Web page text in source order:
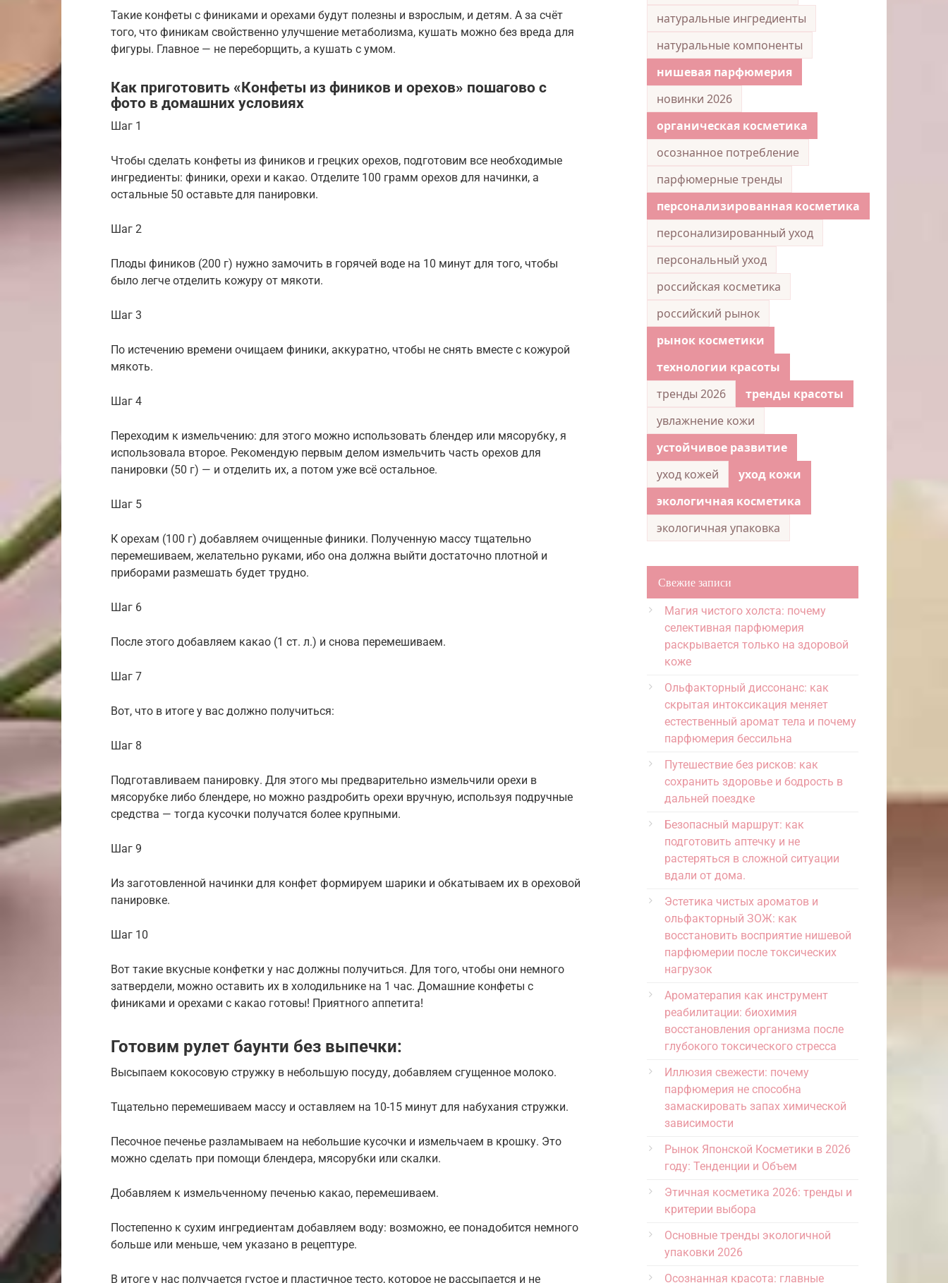
Такие конфеты с финиками и орехами будут полезны и взрослым, и детям. А за счёт
того, что финикам свойственно улучшение метаболизма, кушать можно без вреда для
фигуры. Главное — не переборщить, а кушать с умом.
Как приготовить «Конфеты из фиников и орехов» пошагово с
фото в домашних условиях
Шаг 1
Чтобы сделать конфеты из фиников и грецких орехов, подготовим все необходимые
ингредиенты: финики, орехи и какао. Отделите 100 грамм орехов для начинки, а
остальные 50 оставьте для панировки.
Шаг 2
Плоды фиников (200 г) нужно замочить в горячей воде на 10 минут для того, чтобы
было легче отделить кожуру от мякоти.
Шаг 3
По истечению времени очищаем финики, аккуратно, чтобы не снять вместе с кожурой
мякоть.
Шаг 4
Переходим к измельчению: для этого можно использовать блендер или мясорубку, я
использовала второе. Рекомендую первым делом измельчить часть орехов для
панировки (50 г) — и отделить их, а потом уже всё остальное.
Шаг 5
К орехам (100 г) добавляем очищенные финики. Полученную массу тщательно
перемешиваем, желательно руками, ибо она должна выйти достаточно плотной и
приборами размешать будет трудно.
Шаг 6
После этого добавляем какао (1 ст. л.) и снова перемешиваем.
Шаг 7
Вот, что в итоге у вас должно получиться:
Шаг 8
Подготавливаем панировку. Для этого мы предварительно измельчили орехи в
мясорубке либо блендере, но можно раздробить орехи вручную, используя подручные
средства — тогда кусочки получатся более крупными.
Шаг 9
Из заготовленной начинки для конфет формируем шарики и обкатываем их в ореховой
панировке.
Шаг 10
Вот такие вкусные конфетки у нас должны получиться. Для того, чтобы они немного
затвердели, можно оставить их в холодильнике на 1 час. Домашние конфеты с
финиками и орехами с какао готовы! Приятного аппетита!
Готовим рулет баунти без выпечки:
Высыпаем кокосовую стружку в небольшую посуду, добавляем сгущенное молоко.
Тщательно перемешиваем массу и оставляем на 10-15 минут для набухания стружки.
Песочное печенье разламываем на небольшие кусочки и измельчаем в крошку. Это
можно сделать при помощи блендера, мясорубки или скалки.
Добавляем к измельченному печенью какао, перемешиваем.
Постепенно к сухим ингредиентам добавляем воду: возможно, ее понадобится немного
больше или меньше, чем указано в рецептуре.
В итоге у нас получается густое и пластичное тесто, которое не рассыпается и не
натуральные ингредиенты
натуральные компоненты
нишевая парфюмерия
новинки 2026
органическая косметика
осознанное потребление
парфюмерные тренды
персонализированная косметика
персонализированный уход
персональный уход
российская косметика
российский рынок
рынок косметики
технологии красоты
тренды 2026
тренды красоты
увлажнение кожи
устойчивое развитие
уход кожей
уход кожи
экологичная косметика
экологичная упаковка
Свежие записи
Магия чистого холста: почему
селективная парфюмерия
раскрывается только на здоровой
коже
Ольфакторный диссонанс: как
скрытая интоксикация меняет
естественный аромат тела и почему
парфюмерия бессильна
Путешествие без рисков: как
сохранить здоровье и бодрость в
дальней поездке
Безопасный маршрут: как
подготовить аптечку и не
растеряться в сложной ситуации
вдали от дома.
Эстетика чистых ароматов и
ольфакторный ЗОЖ: как
восстановить восприятие нишевой
парфюмерии после токсических
нагрузок
Ароматерапия как инструмент
реабилитации: биохимия
восстановления организма после
глубокого токсического стресса
Иллюзия свежести: почему
парфюмерия не способна
замаскировать запах химической
зависимости
Рынок Японской Косметики в 2026
году: Тенденции и Объем
Этичная косметика 2026: тренды и
критерии выбора
Основные тренды экологичной
упаковки 2026
Осознанная красота: главные